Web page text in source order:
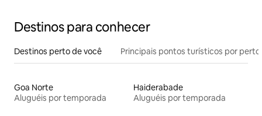
Destinos para conhecer
Destinos perto de você Principais pontos turísticos por perto
Goa Norte
Aluguéis por temporada
Haiderabade
Aluguéis por temporada